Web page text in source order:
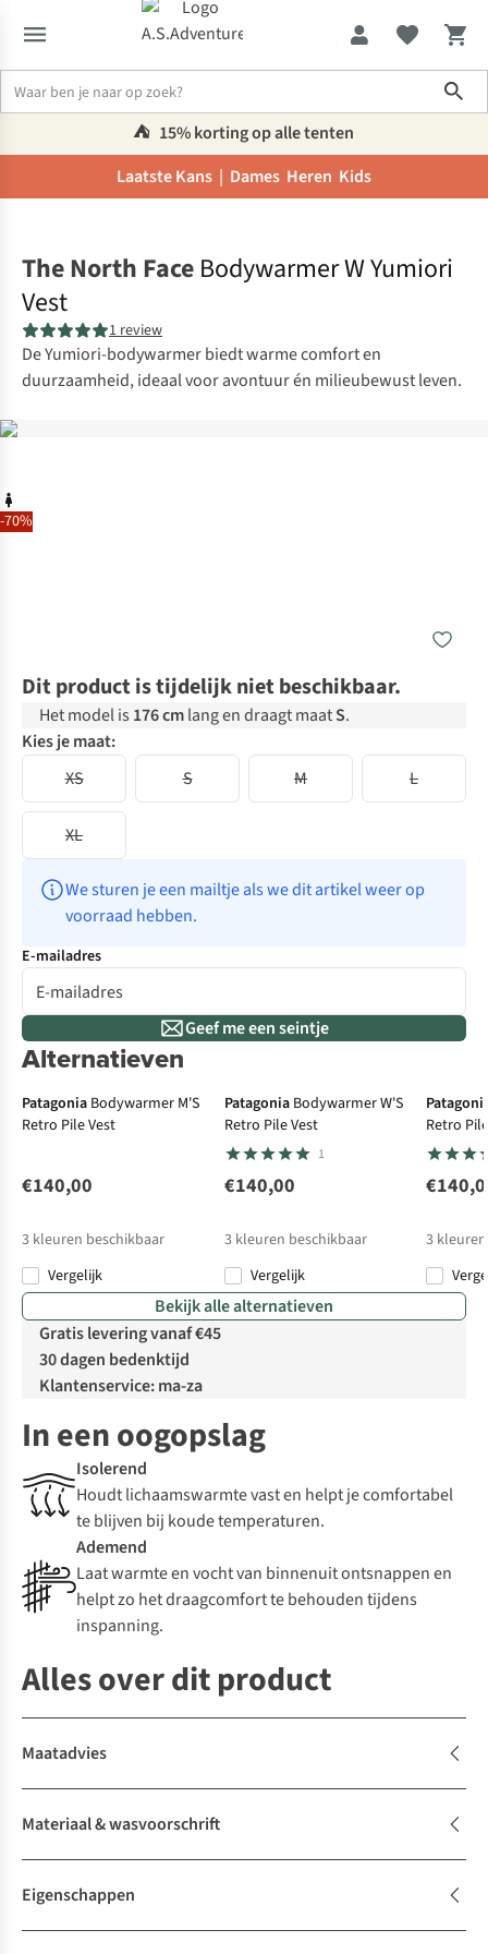
⛺️ 15% korting op alle tenten
Laatste Kans | Dames Heren Kids
-70%
The North Face Bodywarmer W Yumiori
Vest
1 review
De Yumiori-bodywarmer biedt warme comfort en
duurzaamheid, ideaal voor avontuur én milieubewust leven.
Dit product is tijdelijk niet beschikbaar.
Het model is 176 cmlang en draagt maatS.
Kies je maat:
XS
S M L
XL
We sturen je een mailtje als we dit artikel weer op
voorraad hebben.
E-mailadres
Geef me een seintje
Alternatieven
Patagonia Bodywarmer M'S
Retro Pile Vest
€140,00
3 kleuren beschikbaar
Vergelijk
Patagonia Bodywarmer W'S
Retro Pile Vest
1
€140,00
3 kleuren beschikbaar
Vergelijk
Retro
3
Bekijk alle alternatieven
Gratis levering vanaf €45
30 dagen bedenktijd
Klantenservice: ma-za
In een oogopslag
Isolerend
Houdt lichaamswarmte vast en helpt je comfortabel
te blijven bij koude temperaturen.
Ademend
Laat warmte en vocht van binnenuit ontsnappen en
helpt zo het draagcomfort te behouden tijdens
inspanning.
Alles over dit product
Maatadvies
Materiaal & wasvoorschrift
Eigenschappen